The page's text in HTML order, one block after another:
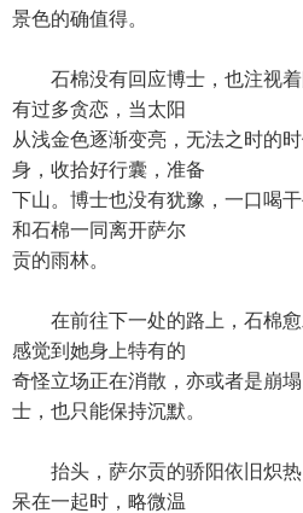
景色的确值得。
石棉没有回应博士，也注视着
有过多贪恋，当太阳
从浅金色逐渐变亮，无法之时的
身，收拾好行囊，准备
下山。博士也没有犹豫，一口喝
和石棉一同离开萨尔
贡的雨林。
在前往下一处的路上，石棉愈
感觉到她身上特有的
奇怪立场正在消散，亦或者是崩
士，也只能保持沉默。
抬头，萨尔贡的骄阳依旧炽热
呆在一起时，略微温